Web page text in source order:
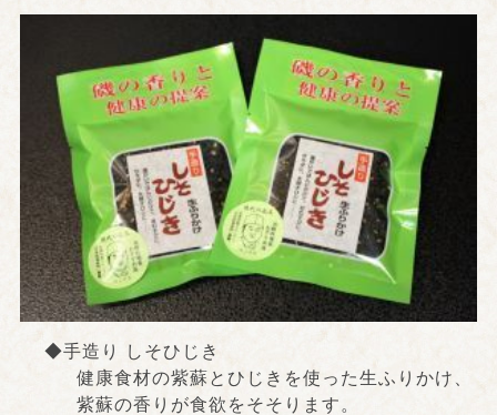
◆手造り しそひじき
健康食材の紫蘇とひじきを使った生ふりかけ、
紫蘇の香りが食欲をそそります。